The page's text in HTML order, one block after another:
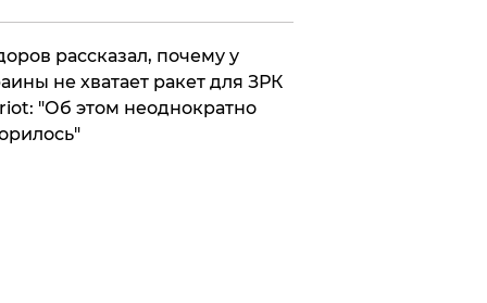
рассказал, почему у
не хватает ракет для ЗРК
"Об этом неоднократно